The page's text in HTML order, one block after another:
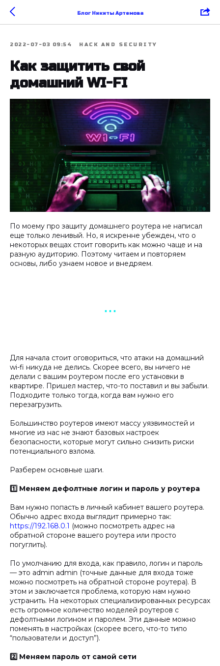
Блог Никиты Артемова
2022-07-03 09:54 HACK AND SECURITY
Как защитить свой
домашний WI-FI
По моему про защиту домашнего роутера не написал
еще только ленивый. Но, я искренне убежден, что о
некоторых вещах стоит говорить как можно чаще и на
разную аудиторию. Поэтому читаем и повторяем
основы, либо узнаем новое и внедряем.
▪︎ ▪︎ ▪︎
Для начала стоит оговориться, что атаки на домашний
wi-fi никуда не делись. Скорее всего, вы ничего не
делали с вашим роутером после его установки в
квартире. Пришел мастер, что-то поставил и вы забыли.
Подходите только тогда, когда вам нужно его
перезагрузить.
Большинство роутеров имеют массу уязвимостей и
многие из нас не знают базовых настроек
безопасности, которые могут сильно снизить риски
потенциального взлома.
Разберем основные шаги.
1️⃣ Меняем дефолтные логин и пароль у роутера
Вам нужно попасть в личный кабинет вашего роутера.
Обычно адрес входа выглядит примерно так:
https://192.168.0.1 (можно посмотреть адрес на
обратной стороне вашего роутера или просто
погуглить).
По умолчанию для входа, как правило, логин и пароль
— это admin admin (точные данные для входа тоже
можно посмотреть на обратной стороне роутера). В
этом и заключается проблема, которую нам нужно
устранить. На некоторых специализированных ресурсах
есть огромное количество моделей роутеров с
дефолтными логином и паролем. Эти данные можно
поменять в настройках (скорее всего, что-то типо
“пользователи и доступ”).
2️⃣ Меняем пароль от самой сети